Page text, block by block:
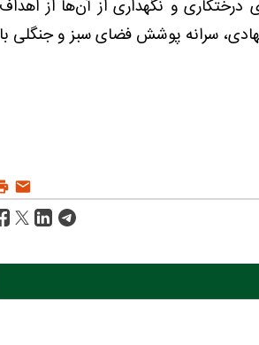
و نگهداری از آن‌ها از اهداف
سرانه پوشش فضای سبز و جنگلی با